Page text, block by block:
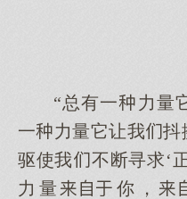
“总有一力量
一力量它让我抖
驱使我不断寻求‘
力量你，